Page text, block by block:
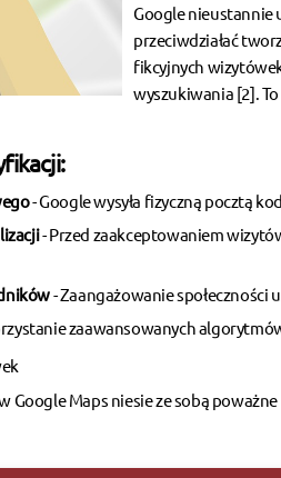
Google nieustannie
przeciwdziałać
fikcyjnych
wyszukiwania [2].
- Google wysyła fizyczną pocztą
- Przed zaakceptowaniem
- Zaangażowanie społeczności
zaawansowanych
Google Maps niesie ze sobą